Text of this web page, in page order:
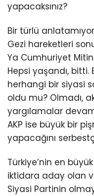
yapacaksınız?
Bir türlü
Gezi hareketleri
Ya Cumhuriyet
Hepsi yaşandı,
herhangi bir siyasi
oldu mu? Olmadı,
yargılamalar
AKP ise büyük bir
yapacağını
Türkiye’nin en
iktidara aday olan
Siyasi Partinin